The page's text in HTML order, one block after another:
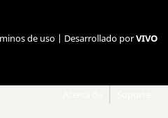
de uso | Desarrollado porVIVO